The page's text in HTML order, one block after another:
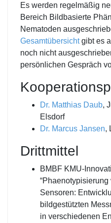
Es werden regelmäßig
Bereich Bildbasierte
Nematoden
Gesamtübersichtgibt es
noch nicht
persönlichen Gespräch
Dr. Matthias Daub,
Elsdorf
Dr. Marcus Jansen,
Drittmittel
BMBF KMU-
Sensoren:
bildgestützten
in verschiedenen